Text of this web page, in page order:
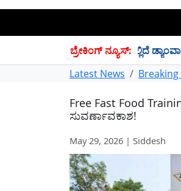
ಬ್ರೇಕಿಂಗ್ ನ್ಯೂಸ್:
ನೀರು ಸಂಗ್ರಹ! ಇಲ್ಲಿದೆ ಡ್ಯಾಂವಾರು
Latest News
Breaking
Free Fast Food
ಸುವರ್ಣಾವಕಾಶ!
May 29, 2026 | Siddesh